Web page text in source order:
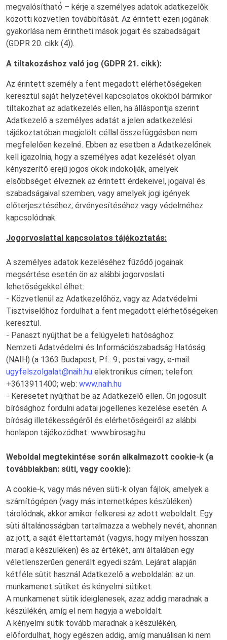
megvalósítható́ – kérje a személyes adatok adatkezelők
közötti közvetlen továbbítását. Az érintett ezen jogának
gyakorlása nem érintheti mások jogait és szabadságait
(GDPR 20. cikk (4)).
A tiltakozáshoz való jog (GDPR 21. cikk):
Az érintett személy a fent megadott elérhetőségeken
keresztül saját helyzetével kapcsolatos okokból bármikor
tiltakozhat az adatkezelés ellen, ha álláspontja szerint
Adatkezelő a személyes adatát a jelen adatkezelési
tájékoztatóban megjelölt céllal összefüggésben nem
megfelelően kezelné. Ebben az esetben a Adatkezelőnek
kell igazolnia, hogy a személyes adat kezelését olyan
kényszerítő erejű jogos okok indokolják, amelyek
elsőbbséget élveznek az érintett érdekeivel, jogaival és
szabadságaival szemben, vagy amelyek jogi igények
előterjesztéséhez, érvényesítéséhez vagy védelméhez
kapcsolódnak.
Jogorvoslattal kapcsolatos tájékoztatás:
A személyes adatok kezeléséhez fűződő jogainak
megsértése esetén ön az alábbi jogorvoslati
lehetőségekkel élhet:
- Közvetlenül az Adatkezelőhöz, vagy az Adatvédelmi
Tisztviselőhöz fordulhat a fent megadott elérhetőségeken
keresztül.
- Panaszt nyújthat be a felügyeleti hatósághoz:
Nemzeti Adatvédelmi és Információszabadság Hatóság
(NAIH) (a 1363 Budapest, Pf.: 9.; postai vagy; e-mail:
ugyfelszolgalat@naih.hu elektronikus címen; telefon:
+3613911400; web: www.naih.hu
- Keresetet nyújthat be az Adatkezelő ellen. Ön jogosult
bírósághoz fordulni adatai jogellenes kezelése esetén. A
bíróság illetékességéről és elérhetőségeiről az alábbi
honlapon tájékozódhat: www.birosag.hu
Weboldal megtekintése során alkalmazott cookie-k (a
továbbiakban: süti, vagy cookie):
A cookie-k, vagy más néven süti-k olyan fájlok, amelyek a
számítógépen (vagy más internetképes készüléken)
tárolódnak, akkor amikor felkeresi az adott weboldalt. Egy
süti általánosságban tartalmazza a webhely nevét, ahonnan
az jött, a saját élettartamát (vagyis, hogy milyen hosszan
marad a készüléken) és az értékét, ami általában egy
véletlenszerűen generált egyedi szám. Lejárat alapján
kétféle sütit használ Adatkezelő a weboldalán: az un.
munkamenet sütiket és kényelmi sütiket.
A munkamenet sütik ideiglenesek, azaz addig maradnak a
készülékén, amíg el nem hagyja a weboldalt.
A kényelmi sütik tovább maradnak a készülékén,
előfordulhat, hogy egészen addig, amíg manuálisan ki nem